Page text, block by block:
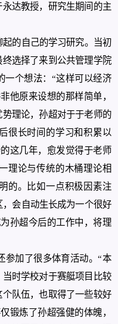
达教授，研究生期间的主
的自己的学习研究。当初
选择了来到公共管理学院
一个想法：“这样可以经济
他原来设想的那样简单，
理论，孙超对于于老师的
很长时间的学习和积累以
这几年，愈发觉得于老师
理论与传统的木桶理论相
的。比如一点积极因素注
，会自动生长成为一个很好
孙超今后的工作中，将理
参加了很多体育活动。“本
时学校对于赛艇项目比较
队伍，也取得了一些较好
锻炼了孙超强健的体魄，